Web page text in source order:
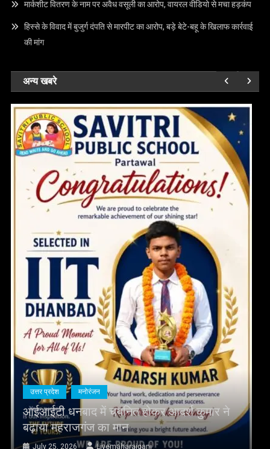
मार्कशीट वितरण के नाम पर अवैध वसूली का आरोप, वायरल वीडियो से मचा हड़कंप
हिस्से के विवाद में बुजुर्ग दंपति से मारपीट का आरोप, बड़े बेटे-बहू के खिलाफ कार्रवाई
की मांग
अन्य खबरे
कुमार ने उत्तर प्रदेश क्राइम
बसंतपुर नहर में मिली देवरिया के युवक
August 20, 2025